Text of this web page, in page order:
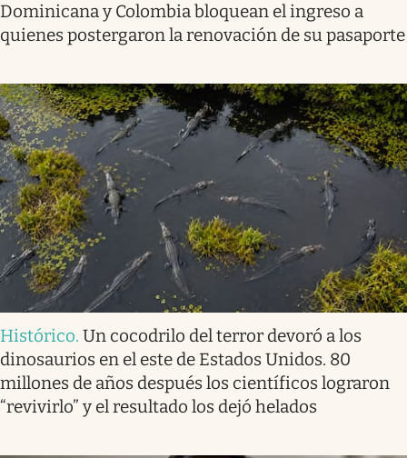
Dominicana y Colombia bloquean el ingreso a
quienes postergaron la renovación de su pasaporte
Histórico. Un cocodrilo del terror devoró a los
dinosaurios en el este de Estados Unidos. 80
millones de años después los científicos lograron
“revivirlo” y el resultado los dejó helados